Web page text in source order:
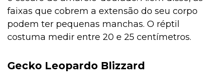
faixas que cobrem a extensão do seu corpo
podem ter pequenas manchas. O réptil
costuma medir entre 20 e 25 centímetros.
Gecko Leopardo Blizzard